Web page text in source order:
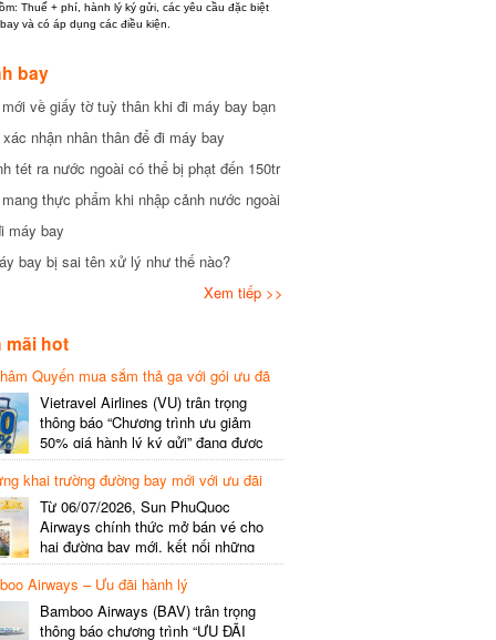
Thuế + phí, hành lý ký gửi, các yêu cầu đặc biệt
và có áp dụng các điều kiện.
bay
về giấy tờ tuỳ thân khi đi máy bay bạn
nhận nhân thân để đi máy bay
tét ra nước ngoài có thể bị phạt đến 150tr
thực phẩm khi nhập cảnh nước ngoài
bay
bay bị sai tên xử lý như thế nào?
Xem tiếp >>
hot
Quyến mua sắm thả ga với gói ưu đã
gói cước
Vietravel Airlines (VU) trân trọng
thông báo “Chương trình ưu giảm
50% giá hành lý ký gửi” đang được
triển khai cho đường bay quốc tế mới
kết nối từ TP. Hồ Chí Minh
(SGN) đi Thâm Quyến – Trung Quốc
(SZX), chi tiết như sau: LỊCH BAY
CHI TIẾT Đường bay SHCB Giờ khởi
hành Giờ đến Tần suất…
khai trường đường bay mới với ưu đãi
Từ 06/07/2026, Sun PhuQuoc
Airways chính thức mở bán vé cho
hai đường bay mới, kết nối những
điểm đến giàu trải nghiệm, giúp hành
khách khám phá vẻ đẹp thiên nhiên
và văn hóa của miền Trung Việt Nam.
Thông tin đường bay mới Đường bay
Airways – Ưu đãi hành lý
Bamboo Airways (BAV) trân trọng
thông báo chương trình “ƯU ĐÃI